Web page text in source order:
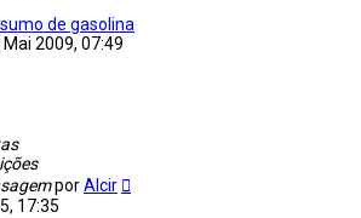
de gasolina
Mai 2009, 07:49
porAlcir
17:35